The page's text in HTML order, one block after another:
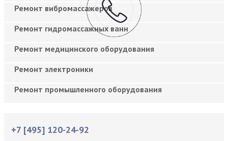
Ремонт вибромассажеров
Ремонт гидромассажных ванн
Ремонт медицинского оборудования
Ремонт электроники
Ремонт промышленного оборудования
+7 [495] 120-24-92